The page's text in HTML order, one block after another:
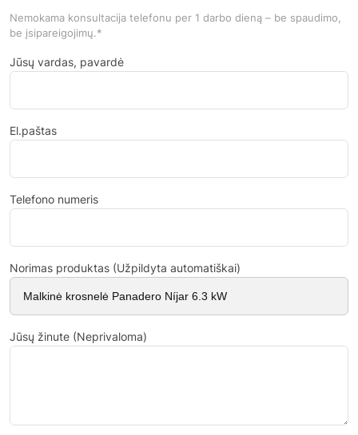
Nemokama konsultacija telefonu per 1 darbo dieną – be spaudimo,
be įsipareigojimų.*
Jūsų vardas, pavardė
El.paštas
Telefono numeris
Norimas produktas (Užpildyta automatiškai)
Jūsų žinute (Neprivaloma)